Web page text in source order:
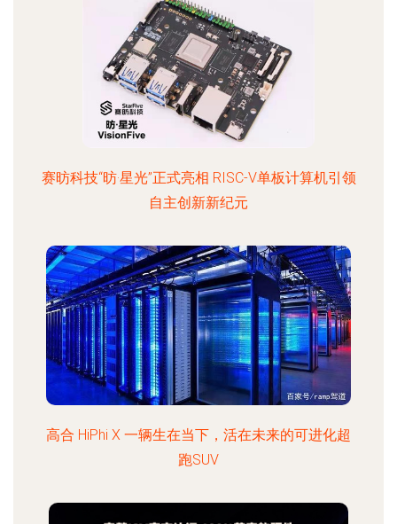
赛昉科技“昉·星光”正式亮相 RISC-V单板计算机引领
自主创新新纪元
高合 HiPhi X 一辆生在当下，活在未来的可进化超
跑SUV